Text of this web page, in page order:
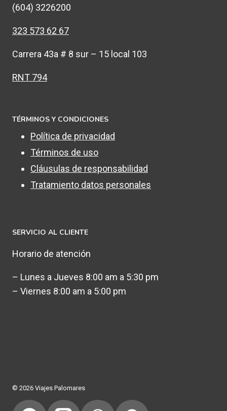
(604) 3226200
323 573 62 67
Carrera 43a # 8 sur – 15 local 103
RNT 794
TÉRMINOS Y CONDICIONES
Política de privacidad
Términos de uso
Cláusulas de responsabilidad
Tratamiento datos personales
SERVICIO AL CLIENTE
Horario de atención
– Lunes a Jueves 8:00 am a 5:30 pm
– Viernes 8:00 am a 5:00 pm
© 2026 Viajes Palomares